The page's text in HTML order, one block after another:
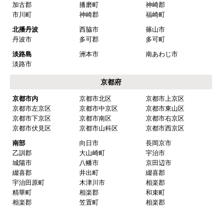
加古郡
播磨町
神崎郡
市川町
神崎郡
福崎町
北播丹波
西脇市
篠山市
丹波市
多可郡
多可町
淡路島
洲本市
南あわじ市
淡路市
京都府
京都市内 京都市北区
京都市上京区
京都市左京区
京都市中京区
京都市東山区
京都市下京区
京都市南区
京都市右京区
京都市伏見区
京都市山科区
京都市西京区
南部
向日市
長岡京市
乙訓郡
大山崎町
宇治市
城陽市
八幡市
京田辺市
綴喜郡
井出町
綴喜郡
宇治田原町
木津川市
相楽郡
精華町
相楽郡
和束町
相楽郡
笠置町
相楽郡